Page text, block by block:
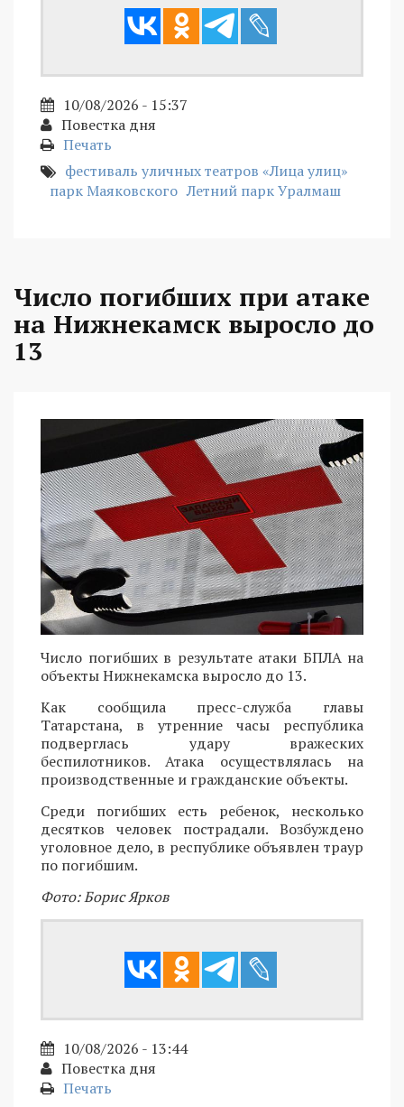
10/08/2026 - 15:37
Повестка дня
Печать
фестиваль уличных театров «Лица улиц»
парк Маяковского Летний парк Уралмаш
Число погибших при атаке
на Нижнекамск выросло до
13
Число погибших в результате атаки БПЛА на
объекты Нижнекамска выросло до 13.
Как сообщила пресс-служба главы
Татарстана, в утренние часы республика
подверглась удару вражеских
беспилотников. Атака осуществлялась на
производственные и гражданские объекты.
Среди погибших есть ребенок, несколько
десятков человек пострадали. Возбуждено
уголовное дело, в республике объявлен траур
по погибшим.
Фото: Борис Ярков
10/08/2026 - 13:44
Повестка дня
Печать